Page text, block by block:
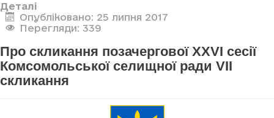
Деталі
Опубліковано: 25 липня 2017
Перегляди: 339
Про скликання позачергової XXVI сесії
Комсомольської селищної ради VII
скликання